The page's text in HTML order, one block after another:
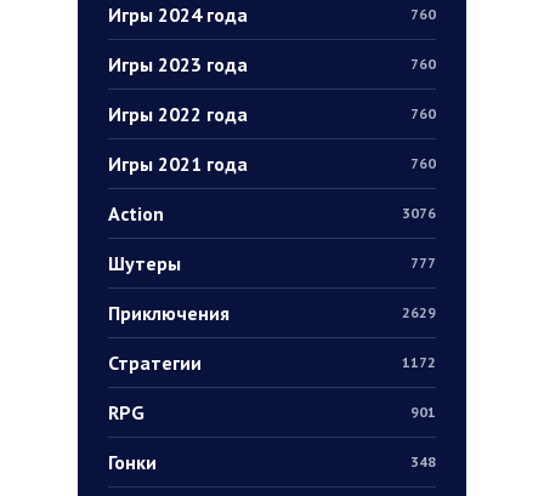
Игры 2024 года 760
Игры 2023 года 760
Игры 2022 года 760
Игры 2021 года 760
Action 3076
Шутеры 777
Приключения 2629
Стратегии 1172
RPG 901
Гонки 348